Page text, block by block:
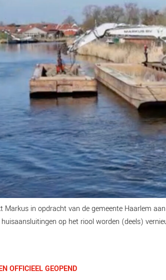
in opdracht van de gemeente Haarlem
op het riool worden (deels)
OFFICIEEL GEOPEND